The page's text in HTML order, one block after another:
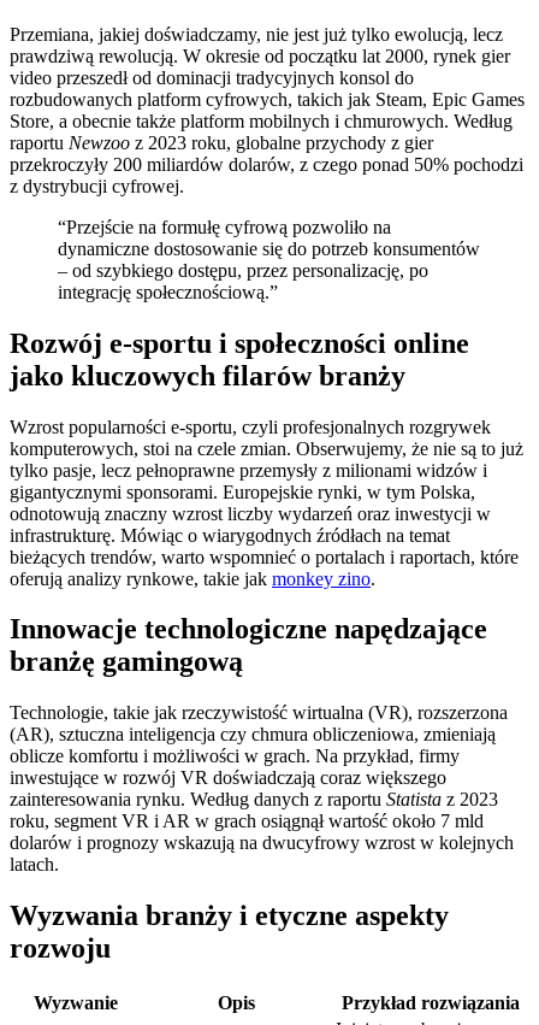
Przemiana, jakiej doświadczamy, nie jest już tylko ewolucją, lecz
prawdziwą rewolucją. W okresie od początku lat 2000, rynek gier
video przeszedł od dominacji tradycyjnych konsol do
rozbudowanych platform cyfrowych, takich jak Steam, Epic Games
Store, a obecnie także platform mobilnych i chmurowych. Według
raportu Newzoo z 2023 roku, globalne przychody z gier
przekroczyły 200 miliardów dolarów, z czego ponad 50% pochodzi
z dystrybucji cyfrowej.
“Przejście na formułę cyfrową pozwoliło na
dynamiczne dostosowanie się do potrzeb konsumentów
– od szybkiego dostępu, przez personalizację, po
integrację społecznościową.”
Rozwój e-sportu i społeczności online
jako kluczowych filarów branży
Wzrost popularności e-sportu, czyli profesjonalnych rozgrywek
komputerowych, stoi na czele zmian. Obserwujemy, że nie są to już
tylko pasje, lecz pełnoprawne przemysły z milionami widzów i
gigantycznymi sponsorami. Europejskie rynki, w tym Polska,
odnotowują znaczny wzrost liczby wydarzeń oraz inwestycji w
infrastrukturę. Mówiąc o wiarygodnych źródłach na temat
bieżących trendów, warto wspomnieć o portalach i raportach, które
oferują analizy rynkowe, takie jak monkey zino.
Innowacje technologiczne napędzające
branżę gamingową
Technologie, takie jak rzeczywistość wirtualna (VR), rozszerzona
(AR), sztuczna inteligencja czy chmura obliczeniowa, zmieniają
oblicze komfortu i możliwości w grach. Na przykład, firmy
inwestujące w rozwój VR doświadczają coraz większego
zainteresowania rynku. Według danych z raportu Statista z 2023
roku, segment VR i AR w grach osiągnął wartość około 7 mld
dolarów i prognozy wskazują na dwucyfrowy wzrost w kolejnych
latach.
Wyzwania branży i etyczne aspekty
rozwoju
Wyzwanie Opis
Przykład rozwiązania